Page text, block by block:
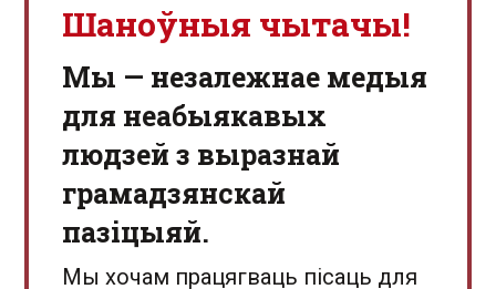
Шаноўныя чытачы!
Мы — незалежнае медыя
для неабыякавых
людзей з выразнай
грамадзянскай
пазіцыяй.
Мы хочам працягваць пісаць для